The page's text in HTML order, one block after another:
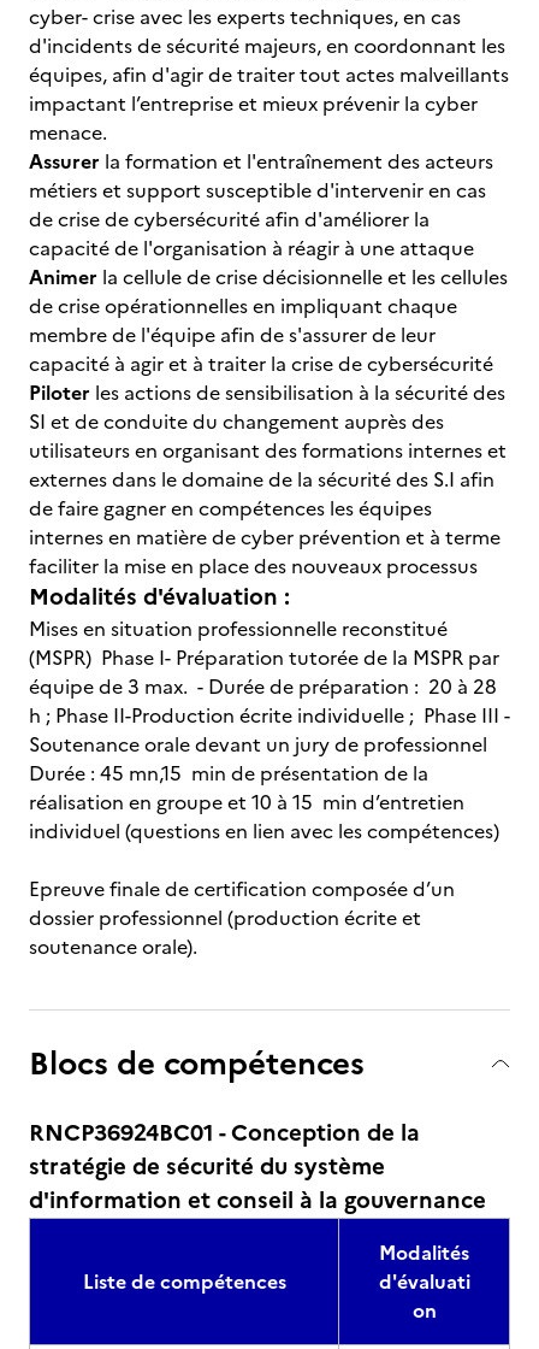
cyber- crise avec les experts techniques, en cas
d'incidents de sécurité majeurs, en coordonnant les
équipes, afin d'agir de traiter tout actes malveillants
impactant l’entreprise et mieux prévenir la cyber
menace.
Assurer la formation et l'entraînement des acteurs
métiers et support susceptible d'intervenir en cas
de crise de cybersécurité afin d'améliorer la
capacité de l'organisation à réagir à une attaque
Animer la cellule de crise décisionnelle et les cellules
de crise opérationnelles en impliquant chaque
membre de l'équipe afin de s'assurer de leur
capacité à agir et à traiter la crise de cybersécurité
Piloter les actions de sensibilisation à la sécurité des
SI et de conduite du changement auprès des
utilisateurs en organisant des formations internes et
externes dans le domaine de la sécurité des S.I afin
de faire gagner en compétences les équipes
internes en matière de cyber prévention et à terme
faciliter la mise en place des nouveaux processus
Modalités d'évaluation :
Mises en situation professionnelle reconstitué
(MSPR) Phase I- Préparation tutorée de la MSPR par
équipe de 3 max. - Durée de préparation : 20 à 28
h ; Phase II-Production écrite individuelle ; Phase III -
Soutenance orale devant un jury de professionnel
Durée : 45 mn,15 min de présentation de la
réalisation en groupe et 10 à 15 min d’entretien
individuel (questions en lien avec les compétences)
Epreuve finale de certification composée d’un
dossier professionnel (production écrite et
soutenance orale).
Blocs de compétences
RNCP36924BC01 - Conception de la
stratégie de sécurité du système
d'information et conseil à la gouvernance
Liste de compétences
Modalités
d'évaluati
on